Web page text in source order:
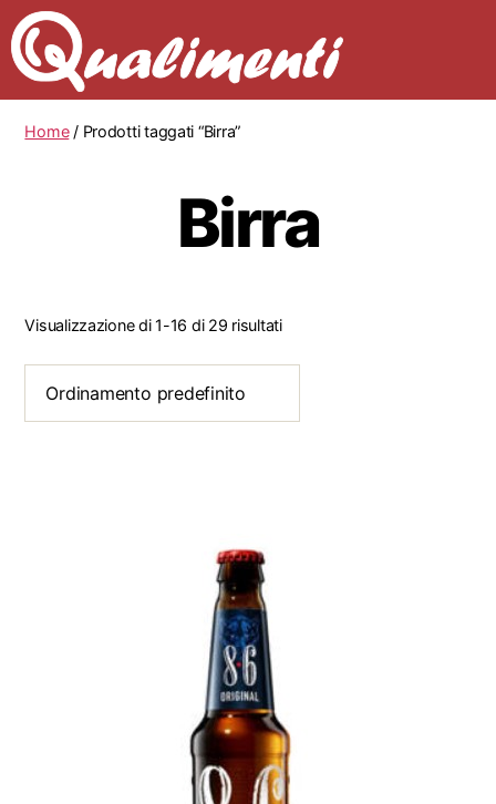
Home/ Prodotti taggati “Birra”
Birra
Visualizzazione di 1-16 di 29 risultati